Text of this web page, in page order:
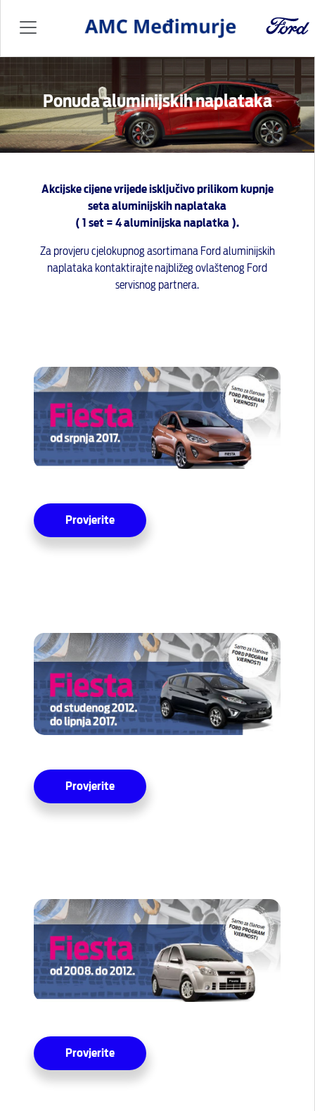
Ponuda aluminijskih naplataka
Akcijske cijene vrijede isključivo prilikom kupnje
seta aluminijskih naplataka
( 1 set = 4 aluminijska naplatka ).
Za provjeru cjelokupnog asortimana Ford aluminijskih
naplataka kontaktirajte najbližeg ovlaštenog Ford
servisnog partnera.
Provjerite
Provjerite
Provjerite